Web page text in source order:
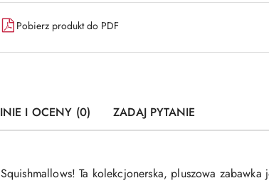
Pobierz produkt do PDF
I OCENY (0) ZADAJ PYTANIE
Ta kolekcjonerska, pluszowa zabawka